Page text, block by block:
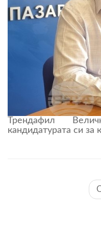
Трендафил
кандидатурата си